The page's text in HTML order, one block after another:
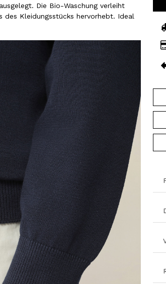
Die Bio-Waschung verleiht
Kleidungsstücks hervorhebt. Ideal